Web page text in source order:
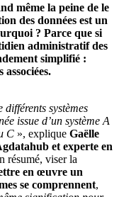
même la peine de le
des données est un
? Parce que si
administratif des
simplifié :
associées.
systèmes
issue d’un système A
C », explique Gaëlle
et experte en
résumé, viser la
en œuvre un
se comprennent,